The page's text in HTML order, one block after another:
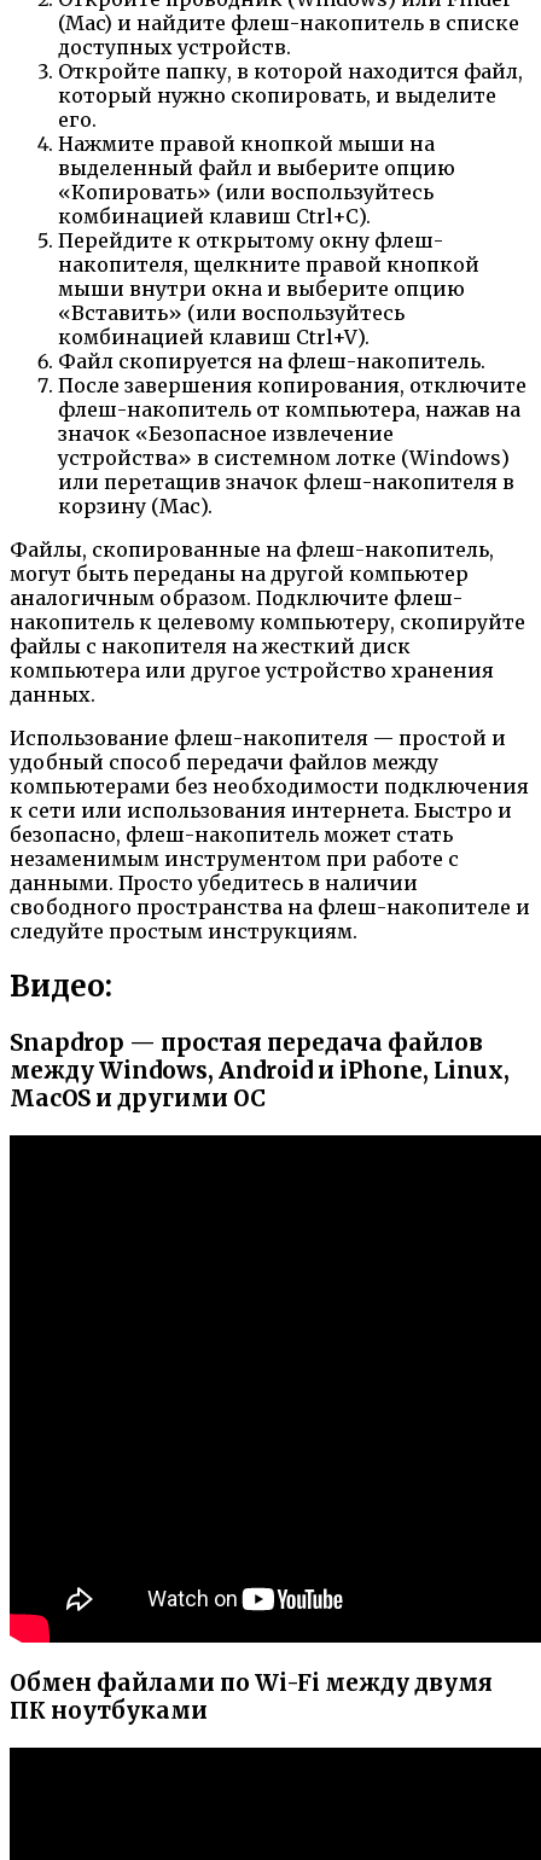
(Mac) и найдите флеш-накопитель в списке
доступных устройств.
Откройте папку, в которой находится файл,
который нужно скопировать, и выделите
его.
Нажмите правой кнопкой мыши на
выделенный файл и выберите опцию
«Копировать» (или воспользуйтесь
комбинацией клавиш Ctrl+C).
Перейдите к открытому окну флеш-
накопителя, щелкните правой кнопкой
мыши внутри окна и выберите опцию
«Вставить» (или воспользуйтесь
комбинацией клавиш Ctrl+V).
Файл скопируется на флеш-накопитель.
После завершения копирования, отключите
флеш-накопитель от компьютера, нажав на
значок «Безопасное извлечение
устройства» в системном лотке (Windows)
или перетащив значок флеш-накопителя в
корзину (Mac).
Файлы, скопированные на флеш-накопитель,
могут быть переданы на другой компьютер
аналогичным образом. Подключите флеш-
накопитель к целевому компьютеру, скопируйте
файлы с накопителя на жесткий диск
компьютера или другое устройство хранения
данных.
Использование флеш-накопителя — простой и
удобный способ передачи файлов между
компьютерами без необходимости подключения
к сети или использования интернета. Быстро и
безопасно, флеш-накопитель может стать
незаменимым инструментом при работе с
данными. Просто убедитесь в наличии
свободного пространства на флеш-накопителе и
следуйте простым инструкциям.
Видео:
Snapdrop — простая передача файлов
между Windows, Android и iPhone, Linux,
MacOS и другими ОС
Обмен файлами по Wi-Fi между двумя
ПК ноутбуками